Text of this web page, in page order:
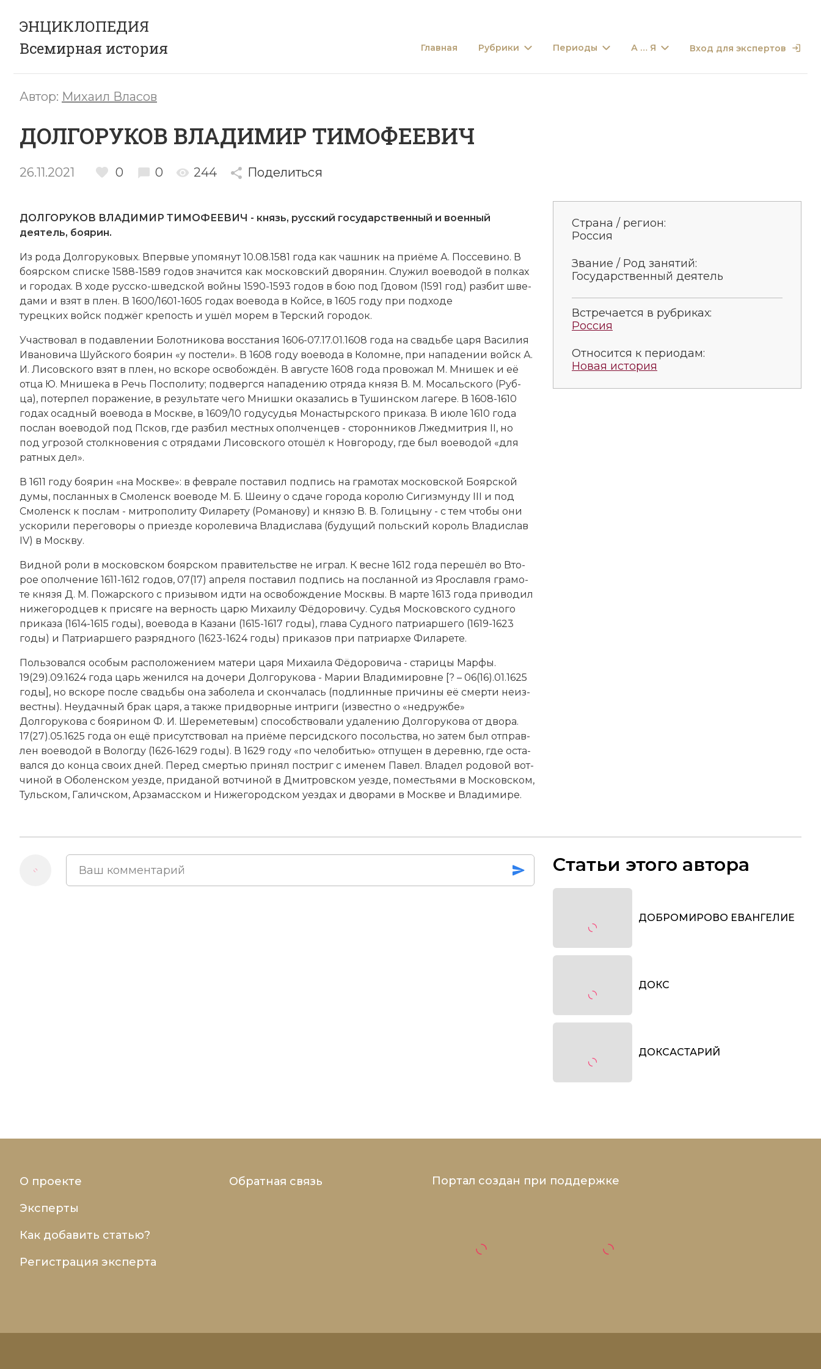
ЭНЦИКЛОПЕДИЯ
Всемирная история
Главная Рубрики Периоды А … Я Вход для экспертов
Автор: Михаил Власов
ДОЛГОРУКОВ ВЛАДИМИР ТИМОФЕЕВИЧ
26.11.2021 0 0 244 Поделиться
ДОЛГОРУКОВ ВЛАДИМИР ТИМОФЕЕВИЧ - князь, русский государственный и военный
деятель, боярин.
Из ро­да Дол­го­ру­ко­вых. Впер­вые упо­мя­нут 10.08.1581 года как чаш­ник на приё­ме А. Пос­се­ви­но. В
бо­яр­ском спи­ске 1588-1589 годов зна­чит­ся как московский дво­ря­нин. Слу­жил вое­во­дой в пол­ках
и го­ро­дах. В хо­де русско-шведской вой­ны 1590-1593 годов в бою под Гдо­вом (1591 год) раз­бит шве­
да­ми и взят в плен. В 1600/1601-1605 годах вое­во­да в Кой­се, в 1605 году при под­хо­де
турецких войск под­жёг кре­пость и ушёл мо­рем в Тер­ский го­ро­док.
Уча­ст­во­вал в по­дав­ле­нии Бо­лот­ни­ко­ва вос­ста­ния 1606-07.17.01.1608 года на свадь­бе ца­ря Ва­си­лия
Ива­но­ви­ча Шуй­ско­го боя­рин «у по­сте­ли». В 1608 году вое­во­да в Ко­лом­не, при на­па­де­нии войск А.
И. Ли­сов­ско­го взят в плен, но вско­ре ос­во­бо­ж­дён. В августе 1608 года про­во­жал М. Мни­шек и её
от­ца Ю. Мни­ше­ка в Речь По­спо­ли­ту; под­верг­ся на­па­де­нию от­ря­да князя В. М. Мо­саль­ско­го (Руб­
ца), по­тер­пел по­ра­же­ние, в ре­зуль­та­те че­го Мниш­ки ока­за­лись в Ту­шин­ском ла­ге­ре. В 1608-1610
годах осад­ный вое­во­да в Мо­ск­ве, в 1609/10 годусу­дья Мо­на­стыр­ско­го при­ка­за. В ию­ле 1610 года
по­слан вое­во­дой под Псков, где раз­бил ме­ст­ных опол­чен­цев - сто­рон­ни­ков Лже­дмит­рия II, но
под уг­ро­зой столк­но­ве­ния с от­ря­да­ми Ли­сов­ско­го ото­шёл к Нов­го­ро­ду, где был вое­во­дой «для
рат­ных дел».
В 1611 году боя­рин «на Мо­ск­ве»: в фев­ра­ле по­ста­вил под­пись на гра­мо­тах московской Бо­яр­ской
думы, по­слан­ных в Смо­ленск вое­во­де М. Б. Шеи­ну о сда­че го­ро­да ко­ро­лю Си­гиз­мун­ду III и под
Смо­ленск к по­слам - митрополиту Фи­ла­ре­ту (Ро­ма­но­ву) и князю В. В. Го­ли­цы­ну - с тем что­бы они
ус­ко­ри­ли пе­ре­го­во­ры о при­ез­де ко­ро­ле­ви­ча Вла­ди­слава (бу­ду­щий поль­ский ко­роль Вла­ди­слав
IV) в Мо­ск­ву.
Вид­ной ро­ли в московском бо­яр­ском пра­ви­тель­ст­ве не иг­рал. К вес­не 1612 года пе­ре­шёл во Вто­
рое опол­че­ние 1611-1612 годов, 07(17) апреля по­ста­вил под­пись на по­слан­ной из Яро­слав­ля гра­мо­
те князя Д. М. По­жар­ско­го с при­зы­вом ид­ти на ос­во­бо­ж­де­ние Мо­ск­вы. В мар­те 1613 года при­во­дил
ни­же­го­род­цев к при­ся­ге на вер­ность ца­рю Ми­хаи­лу Фё­до­ро­ви­чу. Су­дья Московского суд­но­го
при­ка­за (1614-1615 годы), вое­во­да в Ка­за­ни (1615-1617 годы), гла­ва Суд­но­го пат­ри­ар­ше­го (1619-1623
годы) и Пат­ри­ар­ше­го раз­ряд­но­го (1623-1624 годы) при­ка­зов при пат­ри­ар­хе Фи­ла­ре­те.
Поль­зо­вал­ся осо­бым рас­по­ло­же­ни­ем ма­те­ри ца­ря Ми­хаи­ла Фё­до­ро­ви­ча - ста­ри­цы Мар­фы.
19(29).09.1624 года царь же­нил­ся на до­че­ри Долгорукова - Ма­рии Вла­ди­ми­ров­не [? – 06(16).01.1625
годы], но вско­ре по­сле свадь­бы она за­бо­ле­ла и скон­ча­лась (под­лин­ные при­чи­ны её смер­ти не­из­
вест­ны). Не­удач­ный брак ца­ря, а так­же при­двор­ные ин­три­ги (из­вест­но о «не­друж­бе»
Долгорукова с боя­ри­ном Ф. И. Ше­ре­ме­те­вым) спо­соб­ст­во­ва­ли уда­ле­нию Долгорукова от дво­ра.
17(27).05.1625 года он ещё при­сут­ст­во­вал на приё­ме персидского по­соль­ст­ва, но за­тем был от­прав­
лен вое­во­дой в Во­ло­гду (1626-1629 годы). В 1629 году «по че­ло­би­тью» от­пу­щен в де­рев­ню, где ос­та­
вал­ся до кон­ца сво­их дней. Пе­ред смер­тью при­нял по­стриг с име­нем Па­вел. Вла­дел ро­до­вой вот­
чи­ной в Обо­лен­ском уезде, при­да­ной вот­чи­ной в Дмит­ров­ском уезде, по­ме­сть­я­ми в Московском,
Туль­ском, Га­лич­ском, Ар­за­мас­ском и Ни­же­го­род­ском уез­дах и дво­ра­ми в Мо­ск­ве и Вла­ди­ми­ре.
Страна / регион:
Россия
Звание / Род занятий:
Государственный деятель
Встречается в рубриках:
Россия
Относится к периодам:
Новая история
Статьи этого автора
ДОБРОМИРОВО ЕВАНГЕЛИЕ
ДОКС
ДОКСАСТАРИЙ
О проекте
Эксперты
Как добавить статью?
Регистрация эксперта
Обратная связь Портал создан при поддержке